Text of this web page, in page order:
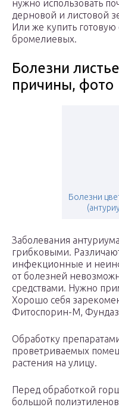
нужно использовать
дерновой и листовой
Или же купить
бромелиевых.
Болезни
причины, фото
Болезни
Заболевания
грибковыми.
инфекционные и
от болезней
средствами. Нужно
Хорошо себя
Фитоспорин-М,
Обработку
проветриваемых
растения на улицу.
Перед обработкой
большой